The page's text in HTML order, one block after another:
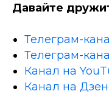
Давайте
Телеграм-
Телеграм-
Канал на
Канал на